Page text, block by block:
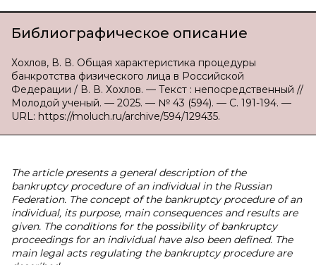
Библиографическое описание
Хохлов, В. В. Общая характеристика процедуры
банкротства физического лица в Российской
Федерации / В. В. Хохлов. — Текст : непосредственный //
Молодой ученый. — 2025. — № 43 (594). — С. 191-194. —
URL: https://moluch.ru/archive/594/129435.
The article presents a general description of the
bankruptcy procedure of an individual in the Russian
Federation. The concept of the bankruptcy procedure of an
individual, its purpose, main consequences and results are
given. The conditions for the possibility of bankruptcy
proceedings for an individual have also been defined. The
main legal acts regulating the bankruptcy procedure are